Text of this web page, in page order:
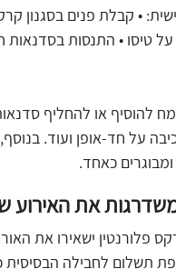
• קבלת פנים בסגנון
על טיסו • התנסות בסדנאות
להוסיף או להחליף
על חד-אופן ועוד.
כאחד.
משדרגות את האירוע
פלורנטין ישאירו את
תשלום לחבילה